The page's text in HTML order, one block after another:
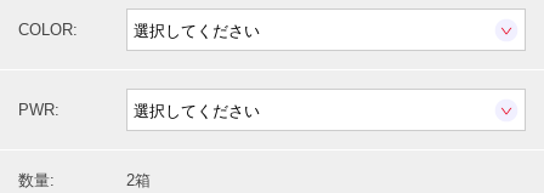
COLOR:
PWR:
数量: 2箱